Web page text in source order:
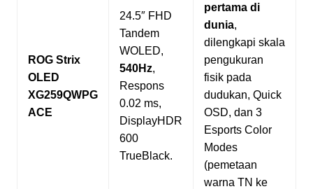
ROG Strix
OLED
XG259QWPG
ACE
24.5″ FHD
Tandem
WOLED,
540Hz,
Respons
0.02 ms,
DisplayHDR
600
TrueBlack.
pertama di
dunia,
dilengkapi skala
pengukuran
fisik pada
dudukan, Quick
OSD, dan 3
Esports Color
Modes
(pemetaan
warna TN ke